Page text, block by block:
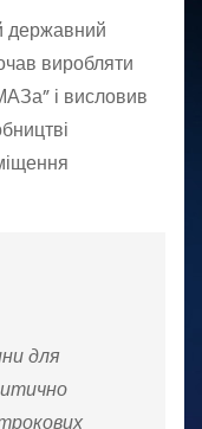
державний
виробляти
і висловив
для